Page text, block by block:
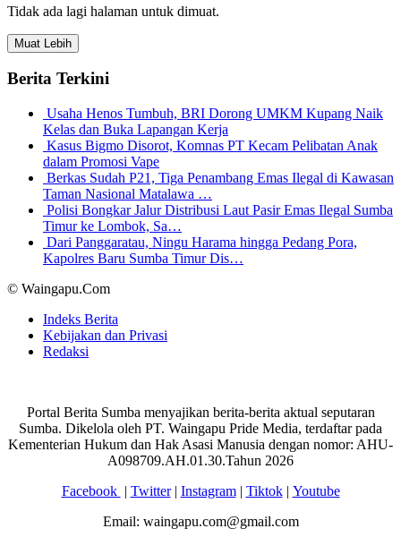
Tidak ada lagi halaman untuk dimuat.
Muat Lebih
Berita Terkini
Usaha Henos Tumbuh, BRI Dorong UMKM Kupang Naik
Kelas dan Buka Lapangan Kerja
Kasus Bigmo Disorot, Komnas PT Kecam Pelibatan Anak
dalam Promosi Vape
Berkas Sudah P21, Tiga Penambang Emas Ilegal di Kawasan
Taman Nasional Matalawa …
Polisi Bongkar Jalur Distribusi Laut Pasir Emas Ilegal Sumba
Timur ke Lombok, Sa…
Dari Panggaratau, Ningu Harama hingga Pedang Pora,
Kapolres Baru Sumba Timur Dis…
© Waingapu.Com
Indeks Berita
Kebijakan dan Privasi
Redaksi
Portal Berita Sumba menyajikan berita-berita aktual seputaran
Sumba. Dikelola oleh PT. Waingapu Pride Media, terdaftar pada
Kementerian Hukum dan Hak Asasi Manusia dengan nomor: AHU-
A098709.AH.01.30.Tahun 2026
Facebook | Twitter| Instagram| Tiktok| Youtube
Email: waingapu.com@gmail.com